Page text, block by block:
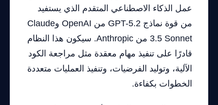
عمل الذكاء الاصطناعي المتقدم الذي يستفيد
من قوة نماذج GPT-5.2 من OpenAI وClaude
3.5 Sonnet من Anthropic. سيكون هذا النظام
قادرًا على تنفيذ مهام معقدة مثل مراجعة الكود
الآلية، وتوليد الفرضيات، وتنفيذ العمليات متعددة
الخطوات بكفاءة.